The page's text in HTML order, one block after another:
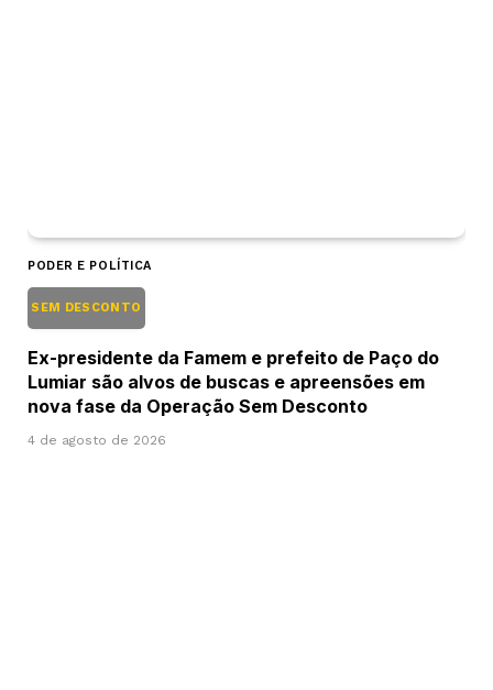
PODER E POLÍTICA
SEM DESCONTO
Ex-presidente da Famem e prefeito de Paço do
Lumiar são alvos de buscas e apreensões em
nova fase da Operação Sem Desconto
4 de agosto de 2026